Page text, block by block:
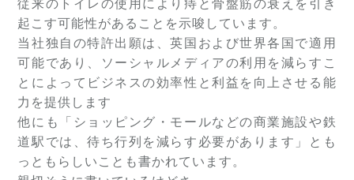
起こす可能性があることを示唆しています。
当社独自の特許出願は、英国および世界各国で適用
可能であり、ソーシャルメディアの利用を減らすこ
とによってビジネスの効率性と利益を向上させる能
力を提供します
他にも「ショッピング・モールなどの商業施設や鉄
道駅では、待ち行列を減らす必要があります」とも
っともらしいことも書かれています。